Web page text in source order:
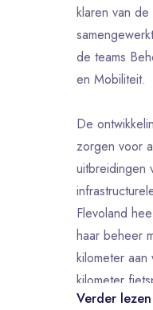
klaren van
de teams
en Mobiliteit.
De
zorgen voor
uitbreidingen
Flevoland
haar beheer
kilometer
kilometer
kilometer
Verder lezen